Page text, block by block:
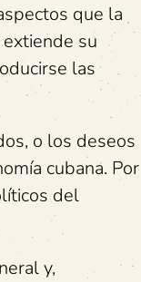
que la
su
las
o los deseos
cubana. Por
del
y,